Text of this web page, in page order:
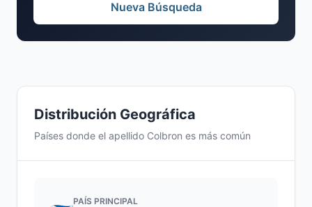
Distribución Geográfica
Países donde el apellido Colbron es más común
PAÍS PRINCIPAL
Nueva Búsqueda